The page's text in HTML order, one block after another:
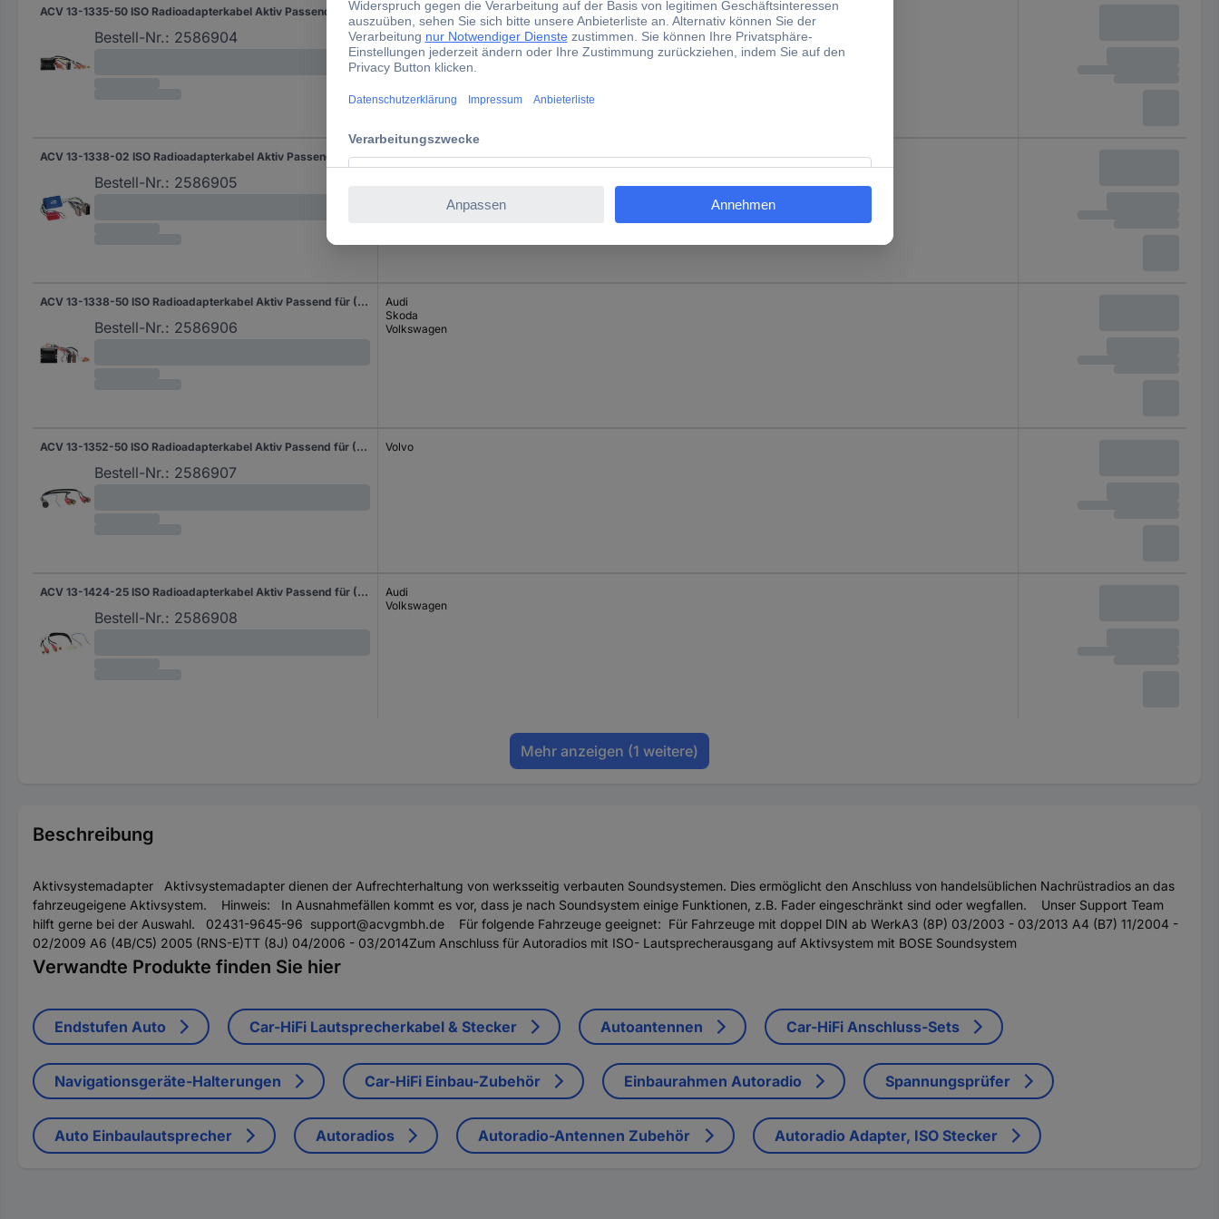
ACV 13-1335-50 ISO Radioadapterkabel Aktiv Passend für (Auto-Marke): Audi, Skoda, Volkswagen
Bestell-Nr.: 2586904
Audi
Skoda
Volkswagen
ACV 13-1338-02 ISO Radioadapterkabel Aktiv Passend für (Auto-Marke): MINI
Bestell-Nr.: 2586905
MINI
ACV 13-1338-50 ISO Radioadapterkabel Aktiv Passend für (Auto-Marke): Audi, Skoda, Volkswagen
Bestell-Nr.: 2586906
Audi
Skoda
Volkswagen
ACV 13-1352-50 ISO Radioadapterkabel Aktiv Passend für (Auto-Marke): Volvo
Bestell-Nr.: 2586907
Volvo
ACV 13-1424-25 ISO Radioadapterkabel Aktiv Passend für (Auto-Marke): Audi, Volkswagen
Bestell-Nr.: 2586908
Audi
Volkswagen
Mehr anzeigen (1 weitere)
Beschreibung
Aktivsystemadapter Aktivsystemadapter dienen der Aufrechterhaltung von werksseitig verbauten Soundsystemen. Dies ermöglicht den Anschluss von handelsüblichen Nachrüstradios an das
fahrzeugeigene Aktivsystem. Hinweis: In Ausnahmefällen kommt es vor, dass je nach Soundsystem einige Funktionen, z.B. Fader eingeschränkt sind oder wegfallen. Unser Support Team
hilft gerne bei der Auswahl. 02431-9645-96 support@acvgmbh.de Für folgende Fahrzeuge geeignet: Für Fahrzeuge mit doppel DIN ab WerkA3 (8P) 03/2003 - 03/2013 A4 (B7) 11/2004 -
02/2009 A6 (4B/C5) 2005 (RNS-E)TT (8J) 04/2006 - 03/2014Zum Anschluss für Autoradios mit ISO- Lautsprecherausgang auf Aktivsystem mit BOSE Soundsystem
Verwandte Produkte finden Sie hier
Endstufen Auto Car-HiFi Lautsprecherkabel & Stecker Autoantennen Car-HiFi Anschluss-Sets
Navigationsgeräte-Halterungen Car-HiFi Einbau-Zubehör Einbaurahmen Autoradio Spannungsprüfer
Auto Einbaulautsprecher Autoradios Autoradio-Antennen Zubehör Autoradio Adapter, ISO Stecker